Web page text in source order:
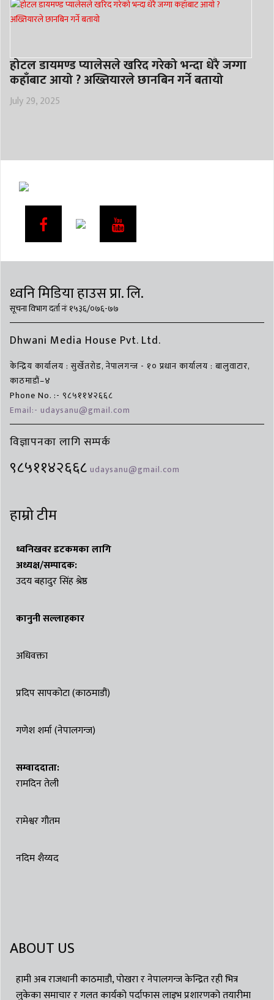
होटल डायमण्ड प्यालेसले खरिद गरेको भन्दा धेरै जग्गा
कहाँबाट आयो ? अख्तियारले छानबिन गर्ने बतायो
July 29, 2025
ध्वनि मिडिया हाउस प्रा. लि.
सूचना विभाग दर्ता नंः १५३६/०७६-७७
Dhwani Media House Pvt. Ltd.
केन्द्रिय कार्यालय : सुर्खेतरोड, नेपालगन्ज - १० प्रधान कार्यालय : बालुवाटार,
काठमाडौं–४
Phone No. :- ९८५११४२६६८
Email:- udaysanu@gmail.com
विज्ञापनका लागि सम्पर्क
९८५११४२६६८ udaysanu@gmail.com
हाम्रो टीम
ध्वनिखवर डटकमका लागि
अध्यक्ष/सम्पादक:
उदय बहादुर सिंह श्रेष्ठ
कानुनी सल्लाहकार
अधिवक्ता
प्रदिप सापकोटा (काठमाडौं)
गणेश शर्मा (नेपालगन्ज)
सम्वाददाता:
रामदिन तेली
रामेश्वर गौतम
नदिम शैय्यद
ABOUT US
हामी अब राजधानी काठमाडौ, पोखरा र नेपालगन्ज केन्द्रित रही भित्र
लुकेका समाचार र गलत कार्यको पर्दाफास लाइभ प्रशारणको तयारीमा